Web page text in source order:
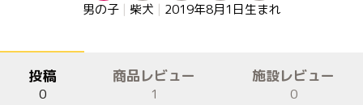
男の子 | 柴犬 | 2019年8月1日生まれ
投稿
0
商品レビュー
1
施設レビュー
0